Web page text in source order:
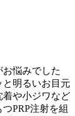
悩みでした
明るいお目元
着や小ジワなど
PRP注射を組